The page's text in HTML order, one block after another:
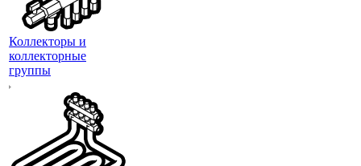
Коллекторы и
коллекторные
группы